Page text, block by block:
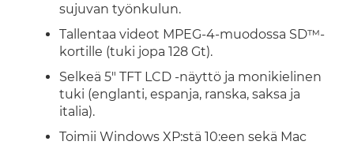
sujuvan työnkulun.
Tallentaa videot MPEG-4-muodossa SD™-
kortille (tuki jopa 128 Gt).
Selkeä 5" TFT LCD -näyttö ja monikielinen
tuki (englanti, espanja, ranska, saksa ja
italia).
Toimii Windows XP:stä 10:een sekä Mac